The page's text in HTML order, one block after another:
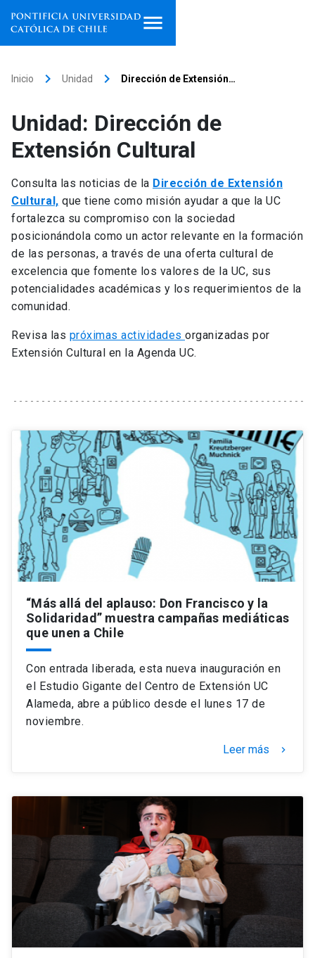
Facultades, escuelas e
institutos
Investigación
Internacionalización launch
Extensión
Vinculación
Información para keyboard_arrow_down
Estudiantes
Académicos
Personal
Alumni
Padres y familia
Vecinos launch
ACCESOS DIRECTOS
Admisión launch
Mi Cuenta UC launch
Correo UC launch
Mi Portal UC
Medios
Donaciones launch
Inicio keyboard_arrow_right Unidad keyboard_arrow_right Dirección de Extensión…
Unidad: Dirección de
Extensión Cultural
Consulta las noticias de la Dirección de Extensión
Cultural, que tiene como misión ayudar a que la UC
fortalezca su compromiso con la sociedad
posicionándola como un actor relevante en la formación
de las personas, a través de una oferta cultural de
excelencia que fomente los valores de la UC, sus
potencialidades académicas y los requerimientos de la
comunidad.
Revisa las próximas actividades organizadas por
Extensión Cultural en la Agenda UC.
“Más allá del aplauso: Don Francisco y la
Solidaridad” muestra campañas mediáticas
que unen a Chile
Con entrada liberada, esta nueva inauguración en
el Estudio Gigante del Centro de Extensión UC
Alameda, abre a público desde el lunes 17 de
noviembre.
Leer más keyboard_arrow_right